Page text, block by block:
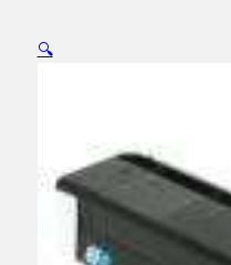
C5100/C5200/C5400/
🔍